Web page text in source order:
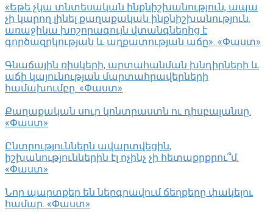
«Եթե չկա տնտեսական ինքնիշխանություն, ապա
չի կարող լինել քաղաքական ինքնիշխանություն.
առաջիկա խոշորագույն վտանգներից է
գործազրկության և աղքատության աճը». «Փաստ»
Գնաճային ռիսկերի, արտահանման խնդիրների և
աճի կայունության մարտահրավերների
համախումբը. «Փաստ»
Քաղաքական սուր կոնտրաստն ու դիսբալանսը.
«Փաստ»
Ընտրություններն ավարտվեցին,
իշխանություններին էլ ոչինչ չի հետաքրքրու՞մ.
«Փաստ»
Նոր պարտքեր են ներգրավում ճեղքերը փակելու
համար. «Փաստ»